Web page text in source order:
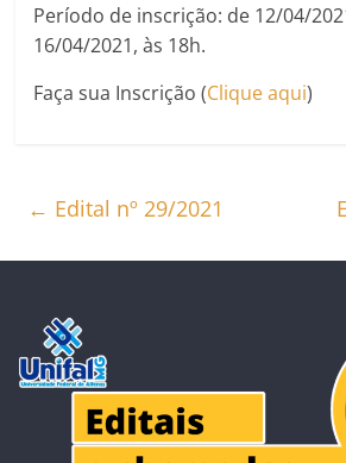
Período de inscrição: de 12/04/
16/04/2021, às 18h.
Faça sua Inscrição (Clique aqui)
← Edital nº 29/2021